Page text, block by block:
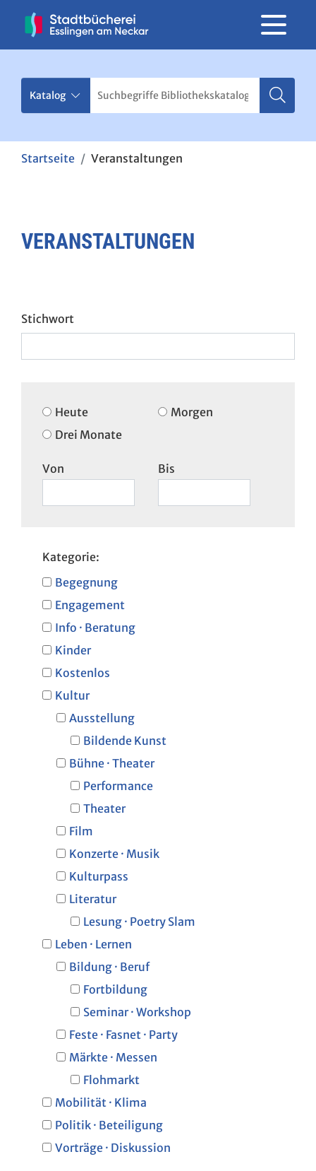
Startseite Veranstaltungen
VERANSTALTUNGEN
Heute
Morgen
Drei Monate
Von Bis
Kategorie:
Begegnung
Engagement
Info · Beratung
Kinder
Kostenlos
Kultur
Ausstellung
Bildende Kunst
Bühne · Theater
Performance
Theater
Film
Konzerte · Musik
Kulturpass
Literatur
Lesung · Poetry Slam
Leben · Lernen
Bildung · Beruf
Fortbildung
Seminar · Workshop
Feste · Fasnet · Party
Märkte · Messen
Flohmarkt
Mobilität · Klima
Politik · Beteiligung
Vorträge · Diskussion